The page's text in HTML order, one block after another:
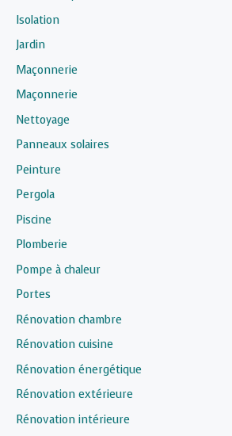
Isolation
Jardin
Maçonnerie
Maçonnerie
Nettoyage
Panneaux solaires
Peinture
Pergola
Piscine
Plomberie
Pompe à chaleur
Portes
Rénovation chambre
Rénovation cuisine
Rénovation énergétique
Rénovation extérieure
Rénovation intérieure